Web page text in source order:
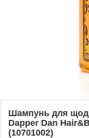
Шампунь для
Dapper Dan
(10701002)